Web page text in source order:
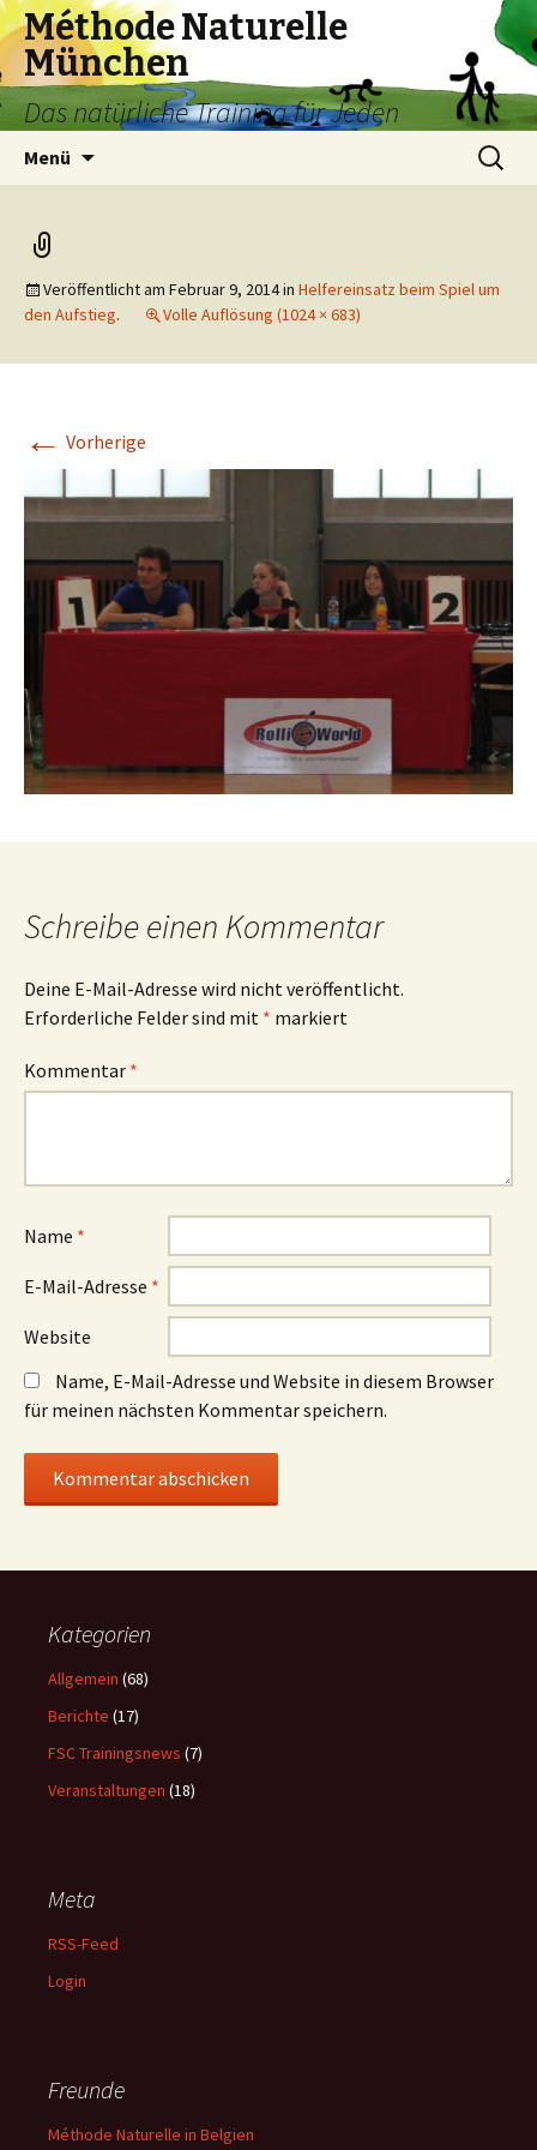
Méthode Naturelle
München
Das natürliche Training für Jeden
Menü
Suchen
nach:
Veröffentlicht am Februar 9, 2014in Helfereinsatz beim Spiel um
den Aufstieg. Volle Auflösung (1024 × 683)
← Vorherige
Schreibe einen Kommentar
Deine E-Mail-Adresse wird nicht veröffentlicht.
Erforderliche Felder sind mit * markiert
Kommentar *
Name *
E-Mail-Adresse *
Website
Name, E-Mail-Adresse und Website in diesem Browser
für meinen nächsten Kommentar speichern.
Kategorien
Allgemein (68)
Berichte (17)
FSC Trainingsnews (7)
Veranstaltungen (18)
Meta
RSS-Feed
Login
Freunde
Méthode Naturelle in Belgien